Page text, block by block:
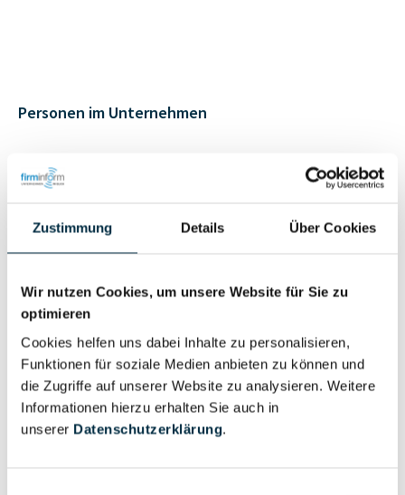
Zustimmung Details Über Cookies
Wir nutzen Cookies, um unsere Website für Sie zu
optimieren
Cookies helfen uns dabei Inhalte zu personalisieren,
Funktionen für soziale Medien anbieten zu können und
die Zugriffe auf unserer Website zu analysieren. Weitere
Informationen hierzu erhalten Sie auch in
unserer Datenschutzerklärung.
Personen im Unternehmen
Geschäftsführer (1)
Für registrierte
Berechtigter
anfragen
Eigentums- und Kontrollstruktur